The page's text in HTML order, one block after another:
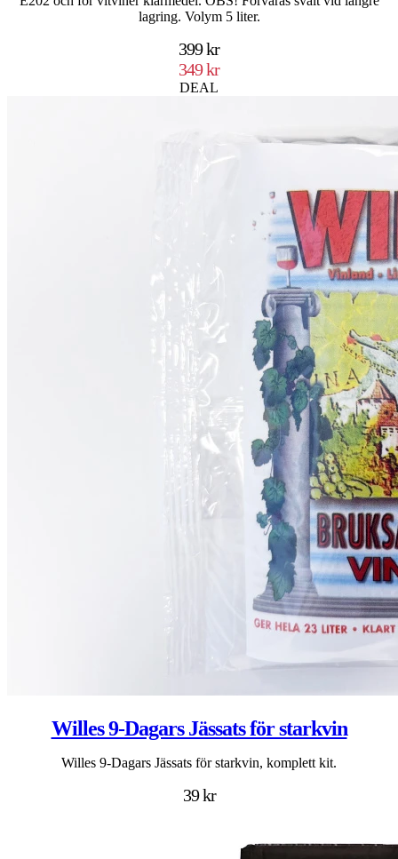
lagring. Volym 5 liter.
399 kr
349 kr
DEAL
Willes 9-Dagars Jässats för starkvin
Willes 9-Dagars Jässats för starkvin, komplett kit.
39 kr